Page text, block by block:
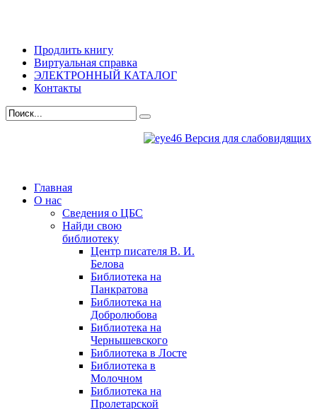
Продлить книгу
Виртуальная справка
ЭЛЕКТРОННЫЙ КАТАЛОГ
Контакты
Версия для слабовидящих
Главная
О нас
Сведения о ЦБС
Найди свою
библиотеку
Центр писателя В. И.
Белова
Библиотека на
Панкратова
Библиотека на
Добролюбова
Библиотека на
Чернышевского
Библиотека в Лосте
Библиотека в
Молочном
Библиотека на
Пролетарской